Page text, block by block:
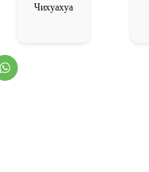
Чихуахуа